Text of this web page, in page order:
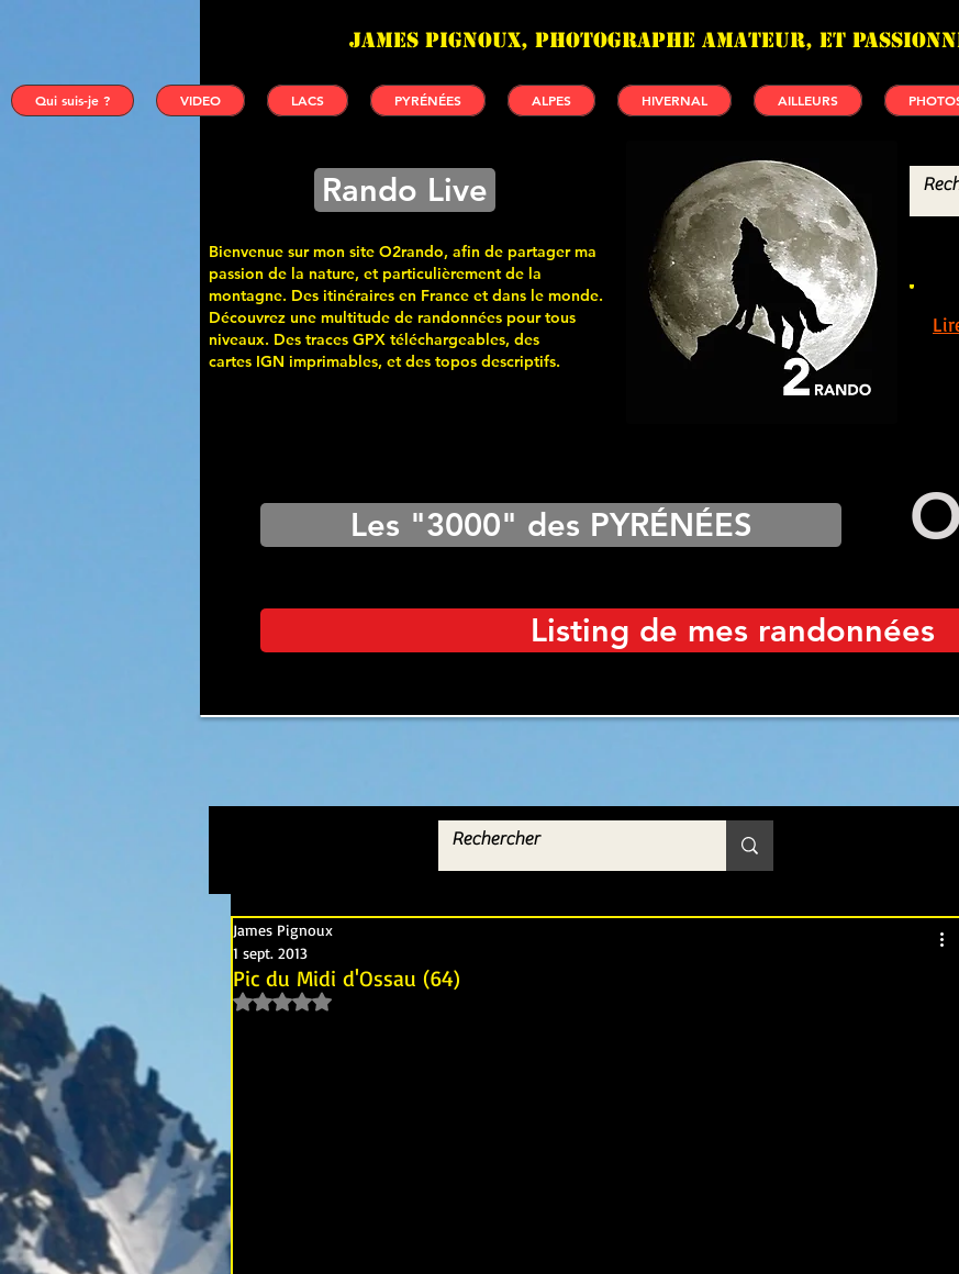
James PIGNOUX, photographe amateur, et
Qui suis-je ? VIDEO LACS PYRÉNÉES ALPES HIVERNAL AILLEURS
Rando Live
Bienvenue sur mon site O2rando, afin de partager ma
passion de la nature, et particulièrement de la
montagne. Des itinéraires en France et dans le monde.
Découvrez une multitude de randonnées pour tous
niveaux. Des traces GPX téléchargeables, des
cartes IGN imprimables, et des topos descriptifs.
Les "3000" des PYRÉNÉES O
Listing de mes randonnées
Pic du Midi d'Ossau (64)
James Pignoux
1 sept. 2013
Noté NaN étoiles sur 5.